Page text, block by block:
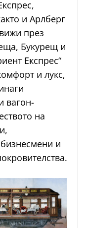
и Арлберг
през
Букурещ и
Експрес“
и лукс,
вагон-
на
и